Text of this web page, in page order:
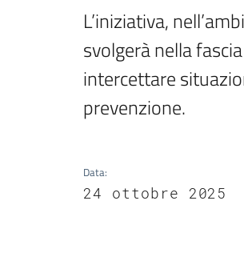
L’iniziativa,
svolgerà nella
intercettare
prevenzione.
Data:
24 ottobre 2025